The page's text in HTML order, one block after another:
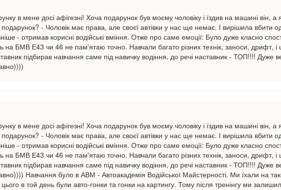
в мене досі афігезні! Хоча подарунок був моєму чоловіку і їздив на машині він, а
- Чоловік має права, але своєї автівки у нас ще немає. І вирішила вбити
- отримав корисні водійські вміння. Отже про саме емоції: Було дуже класно
на БМВ Е43 чи 46 не пам'ятаю точно. Навчали багато різних технік, заноси, дрифт, і
підбирав навчання саме під навичку водіння, до речі наставник - ТОП!!!! Дуже
в мене досі афігезні! Хоча подарунок був моєму чоловіку і їздив на машині він, а
- Чоловік має права, але своєї автівки у нас ще немає. І вирішила вбити
- отримав корисні водійські вміння. Отже про саме емоції: Було дуже класно
на БМВ Е43 чи 46 не пам'ятаю точно. Навчали багато різних технік, заноси, дрифт, і
підбирав навчання саме під навичку водіння, до речі наставник - ТОП!!!! Дуже
Навчання було в АВМ - Автоакадемія Водійської Майстерності. Ми їхали на
в той день були авто-гонки та гонки на картингу. Тому після тренінгу ми